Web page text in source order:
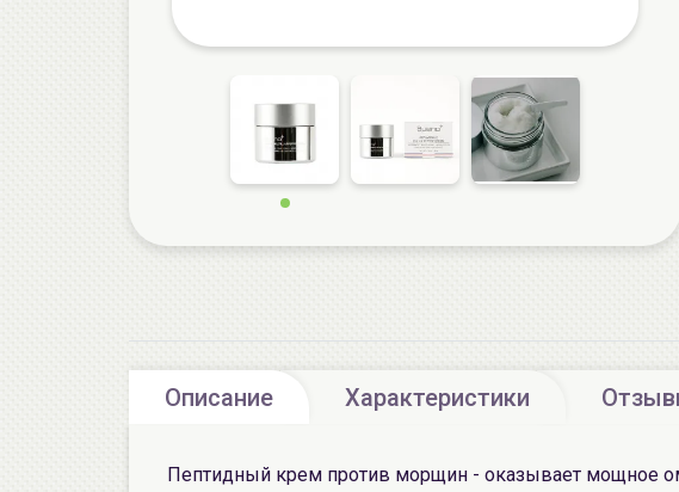
Описание Характеристики
Пептидный крем против морщин - оказывает мощное